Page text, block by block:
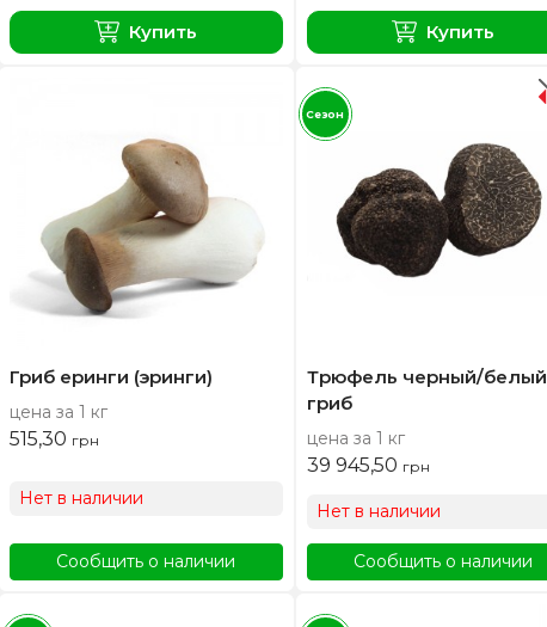
Купить Купить
Гриб еринги (эринги)
цена за 1 кг
515,30 грн
Нет в наличии
Сообщить о наличии
Трюфель черный/белый
гриб
цена за 1 кг
39 945,50 грн
Нет в наличии
Сообщить о наличии
Сезон